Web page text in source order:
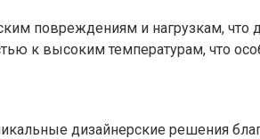
повреждениям и нагрузкам,
к высоким температурам, что
дизайнерские решения